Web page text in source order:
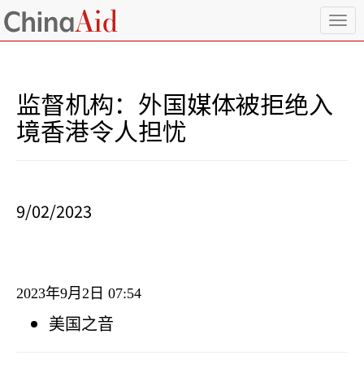
T
o
监督机构：外国媒体被拒绝入
境香港令人担忧
9/02/2023
2023年9月 2 日 07:54
美国之音